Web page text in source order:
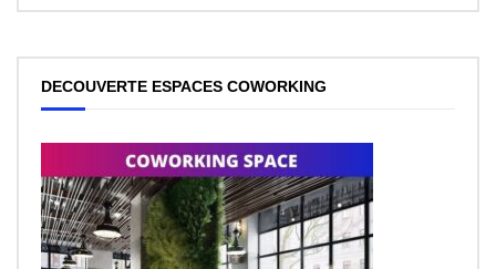
DECOUVERTE ESPACES COWORKING